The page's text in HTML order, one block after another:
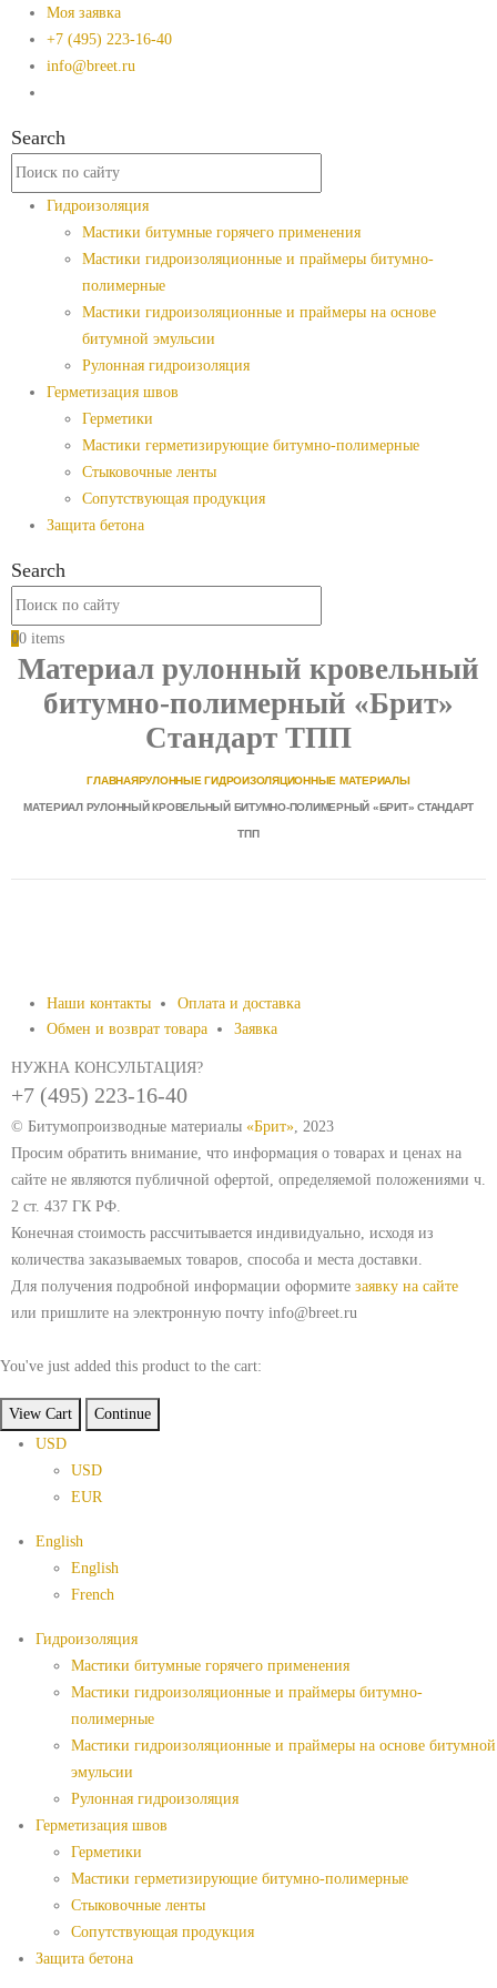
Моя заявка
+7 (495) 223-16-40
info@breet.ru
Search
Гидроизоляция
Мастики битумные горячего применения
Мастики гидроизоляционные и праймеры битумно-
полимерные
Мастики гидроизоляционные и праймеры на основе
битумной эмульсии
Рулонная гидроизоляция
Герметизация швов
Герметики
Мастики герметизирующие битумно-полимерные
Стыковочные ленты
Сопутствующая продукция
Защита бетона
Search
00 items
Материал рулонный кровельный
битумно-полимерный «Брит»
Стандарт ТПП
ГЛАВНАЯРУЛОННЫЕ ГИДРОИЗОЛЯЦИОННЫЕ МАТЕРИАЛЫ
МАТЕРИАЛ РУЛОННЫЙ КРОВЕЛЬНЫЙ БИТУМНО-ПОЛИМЕРНЫЙ «БРИТ» СТАНДАРТ
ТПП
Наши контакты
Оплата и доставка
Обмен и возврат товара
Заявка
НУЖНА КОНСУЛЬТАЦИЯ?
+7 (495) 223-16-40
© Битумопроизводные материалы «Брит», 2023
Просим обратить внимание, что информация о товарах и ценах на
сайте не являются публичной офертой, определяемой положениями ч.
2 ст. 437 ГК РФ.
Конечная стоимость рассчитывается индивидуально, исходя из
количества заказываемых товаров, способа и места доставки.
Для получения подробной информации оформите заявку на сайте
или пришлите на электронную почту info@breet.ru
You've just added this product to the cart:
View Cart
Continue
USD
USD
EUR
English
English
French
Гидроизоляция
Мастики битумные горячего применения
Мастики гидроизоляционные и праймеры битумно-
полимерные
Мастики гидроизоляционные и праймеры на основе битумной
эмульсии
Рулонная гидроизоляция
Герметизация швов
Герметики
Мастики герметизирующие битумно-полимерные
Стыковочные ленты
Сопутствующая продукция
Защита бетона